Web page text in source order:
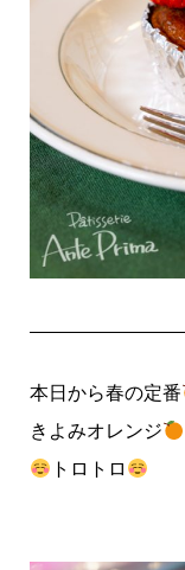
本日から春の定番
きよみオレンジ
トロトロ